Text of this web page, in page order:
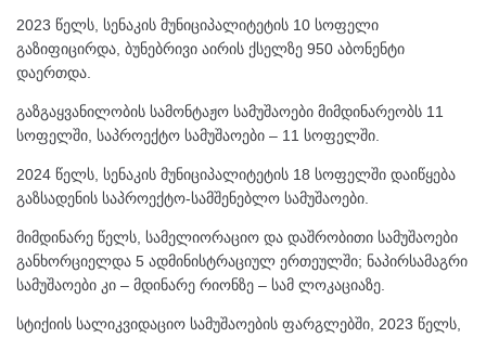
2023 წელს, სენაკის მუნიციპალიტეტის 10 სოფელი
გაზიფიცირდა, ბუნებრივი აირის ქსელზე 950 აბონენტი
დაერთდა.
გაზგაყვანილობის სამონტაჟო სამუშაოები მიმდინარეობს 11
სოფელში, საპროექტო სამუშაოები – 11 სოფელში.
2024 წელს, სენაკის მუნიციპალიტეტის 18 სოფელში დაიწყება
გაზსადენის საპროექტო-სამშენებლო სამუშაოები.
მიმდინარე წელს, სამელიორაციო და დაშრობითი სამუშაოები
განხორციელდა 5 ადმინისტრაციულ ერთეულში; ნაპირსამაგრი
სამუშაოები კი – მდინარე რიონზე – სამ ლოკაციაზე.
სტიქიის სალიკვიდაციო სამუშაოების ფარგლებში, 2023 წელს,